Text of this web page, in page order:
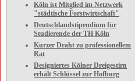
Köln ist Mitglied im Netzwerk
"städtische Forstwirtschaft"
Deutschlandstipendium für
Studierende der TH Köln
Kurzer Draht zu professionellem
Rat
Designiertes Kölner Dreigestirn
erhält Schlüssel zur Hofburg